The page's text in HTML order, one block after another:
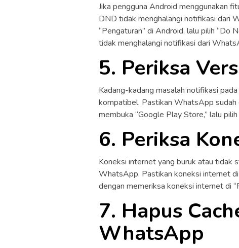
Jika pengguna Android menggunakan
DND tidak menghalangi notifikasi dari
“Pengaturan” di Android, lalu pilih “Do
tidak menghalangi notifikasi dari
5. Periksa
Kadang-kadang masalah notifikasi
kompatibel. Pastikan WhatsApp sudah
membuka “Google Play Store,” lalu
6. Periksa
Koneksi internet yang buruk atau tidak
WhatsApp. Pastikan koneksi internet
dengan memeriksa koneksi internet di
7. Hapus
WhatsApp